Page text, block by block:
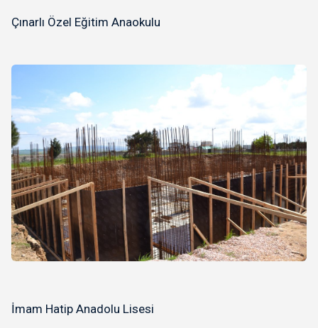
Çınarlı Özel Eğitim Anaokulu
İmam Hatip Anadolu Lisesi